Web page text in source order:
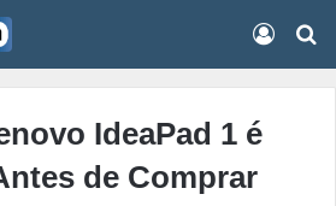
IdeaPad 1 é
de Comprar